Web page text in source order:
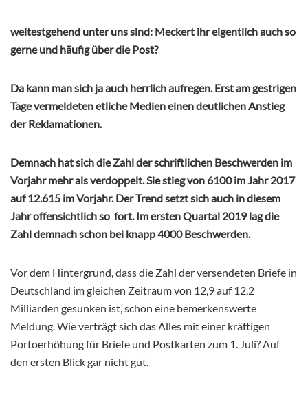
weitestgehend unter uns sind: Meckert ihr eigentlich auch so
gerne und häufig über die Post?
Da kann man sich ja auch herrlich aufregen. Erst am gestrigen
Tage vermeldeten etliche Medien einen deutlichen Anstieg
der Reklamationen.
Demnach hat sich die Zahl der schriftlichen Beschwerden im
Vorjahr mehr als verdoppelt. Sie stieg von 6100 im Jahr 2017
auf 12.615 im Vorjahr. Der Trend setzt sich auch in diesem
Jahr offensichtlich so fort. Im ersten Quartal 2019 lag die
Zahl demnach schon bei knapp 4000 Beschwerden.
Vor dem Hintergrund, dass die Zahl der versendeten Briefe in
Deutschland im gleichen Zeitraum von 12,9 auf 12,2
Milliarden gesunken ist, schon eine bemerkenswerte
Meldung. Wie verträgt sich das Alles mit einer kräftigen
Portoerhöhung für Briefe und Postkarten zum 1. Juli? Auf
den ersten Blick gar nicht gut.